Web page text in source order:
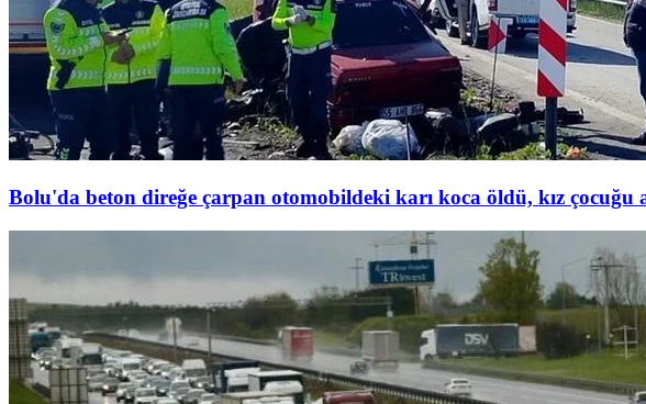
Bolu'da beton direğe çarpan otomobildeki karı koca öldü, kız çocuğu